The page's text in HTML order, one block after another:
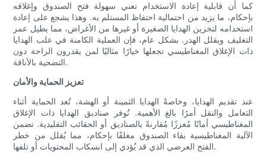
كما أن قابلية إعادة الاستخدام تعني سهولة فتح الصندوق وإغلاقه
بإحكام، ما يزيد من احتمالية احتفاظ المستلم به. وهذا يشجع على إعادة
استخدامه لتخزين الهدايا الصغيرة أو غيرها من الأغراض، مما يطيل عمر
التغليف ويقلل الهدر. بشكل عام، فإن العملية الكامنة في علب الهدايا
ذات الإغلاق المغناطيسي تجعلها خيارًا مثاليًا لمن يقدرون الراحة دون
التضحية بالأناقة.
تعزيز الحماية والأمان
عند تقديم الهدايا، وخاصةً الهدايا الثمينة أو الهشة، تُعد الحماية أثناء
التعامل والنقل أمرًا بالغ الأهمية. تُوفر صناديق الهدايا ذات الإغلاق
المغناطيسي أمانًا مُعززًا مُقارنةً بالصناديق أو الحقائب التقليدية. تضمن
الآلية المغناطيسية بقاء الصندوق مغلقًا بإحكام، مما يُقلل من خطر
الفتح العرضي الذي قد يُؤدي إلى انسكاب المحتويات أو تلفها.